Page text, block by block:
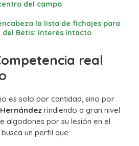
del campo
la lista de fichajes para
del Betis: interés intacto
real
es solo por cantidad, sino por
rindiendo a gran nivel
algodones por su lesión en el
un perfil que: